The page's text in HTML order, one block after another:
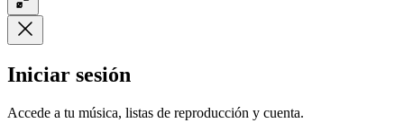
Iniciar sesión
Accede a tu música, listas de reproducción y cuenta.